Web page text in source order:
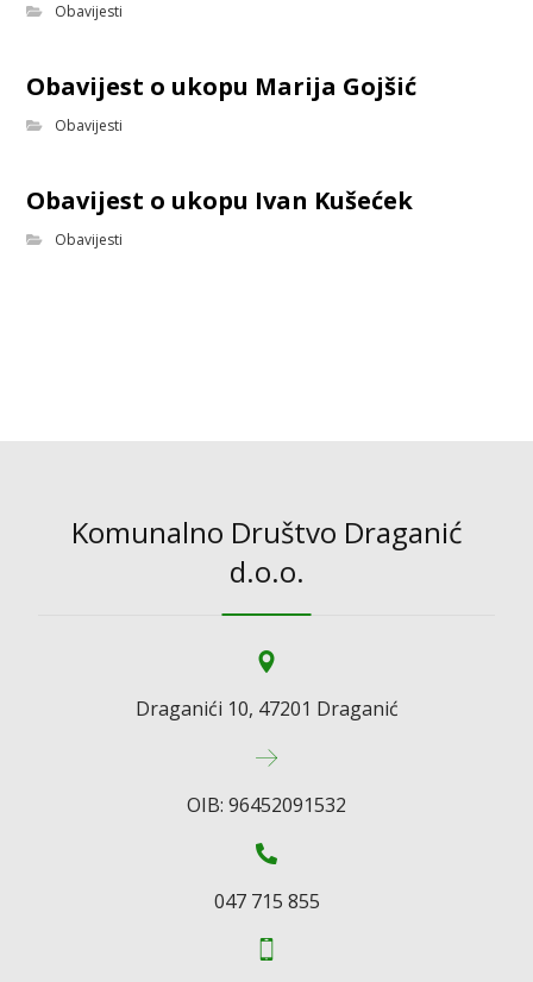
Obavijesti
Obavijest o ukopu Marija Gojšić
Obavijesti
Obavijest o ukopu Ivan Kušećek
Obavijesti
Komunalno Društvo Draganić
d.o.o.
Draganići 10, 47201 Draganić
OIB: 96452091532
047 715 855